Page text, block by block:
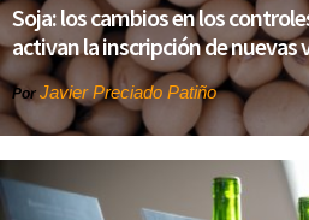
Soja: los cambios en los
activan la inscripción de nuevas
Por Javier Preciado Patiño